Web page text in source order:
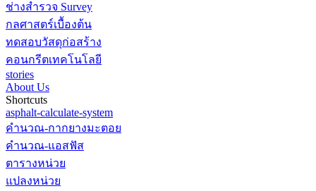
ช่างสำรวจ Survey
กลศาสตร์เบื้องต้น
ทดสอบวัสดุก่อสร้าง
คอนกรีตเทคโนโลยี
stories
About Us
Shortcuts
asphalt-calculate-system
คำนวณ-กากยางมะตอย
คำนวณ-แอสฟัส
ตารางหน่วย
แปลงหน่วย